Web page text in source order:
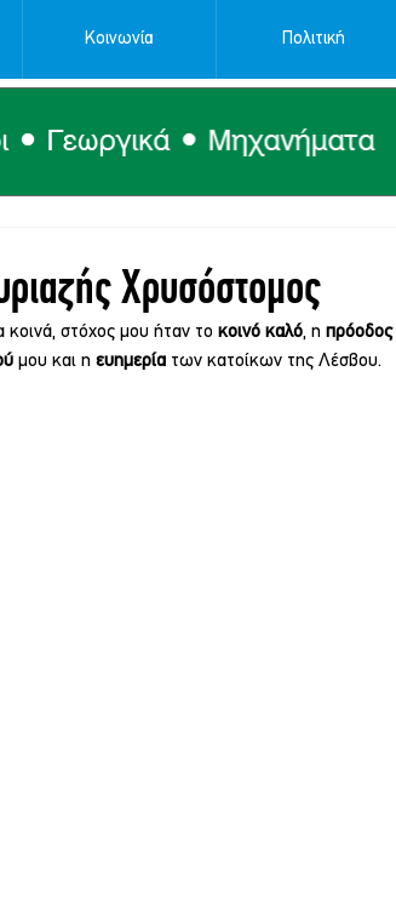
Κοινωνία Πολιτική
Χρυσόστομος
στόχος μου ήταν το κοινό καλό, η πρόοδος
μου και η ευημερία των κατοίκων της Λέσβου.